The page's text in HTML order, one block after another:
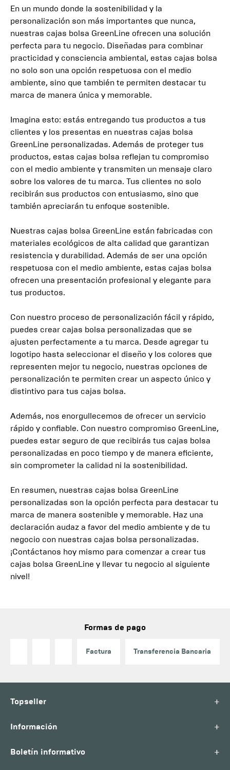
En un mundo donde la sostenibilidad y la
personalización son más importantes que nunca,
nuestras cajas bolsa GreenLine ofrecen una solución
perfecta para tu negocio. Diseñadas para combinar
practicidad y consciencia ambiental, estas cajas bolsa
no solo son una opción respetuosa con el medio
ambiente, sino que también te permiten destacar tu
marca de manera única y memorable.
Imagina esto: estás entregando tus productos a tus
clientes y los presentas en nuestras cajas bolsa
GreenLine personalizadas. Además de proteger tus
productos, estas cajas bolsa reflejan tu compromiso
con el medio ambiente y transmiten un mensaje claro
sobre los valores de tu marca. Tus clientes no solo
recibirán sus productos con entusiasmo, sino que
también apreciarán tu enfoque sostenible.
Nuestras cajas bolsa GreenLine están fabricadas con
materiales ecológicos de alta calidad que garantizan
resistencia y durabilidad. Además de ser una opción
respetuosa con el medio ambiente, estas cajas bolsa
ofrecen una presentación profesional y elegante para
tus productos.
Con nuestro proceso de personalización fácil y rápido,
puedes crear cajas bolsa personalizadas que se
ajusten perfectamente a tu marca. Desde agregar tu
logotipo hasta seleccionar el diseño y los colores que
representen mejor tu negocio, nuestras opciones de
personalización te permiten crear un aspecto único y
distintivo para tus cajas bolsa.
Además, nos enorgullecemos de ofrecer un servicio
rápido y confiable. Con nuestro compromiso GreenLine,
puedes estar seguro de que recibirás tus cajas bolsa
personalizadas en poco tiempo y de manera eficiente,
sin comprometer la calidad ni la sostenibilidad.
En resumen, nuestras cajas bolsa GreenLine
personalizadas son la opción perfecta para destacar tu
marca de manera sostenible y memorable. Haz una
declaración audaz a favor del medio ambiente y de tu
negocio con nuestras cajas bolsa personalizadas.
¡Contáctanos hoy mismo para comenzar a crear tus
cajas bolsa GreenLine y llevar tu negocio al siguiente
nivel!
Formas de pago
Factura Transferencia Bancaria
Topseller +
Información +
Boletín informativo +